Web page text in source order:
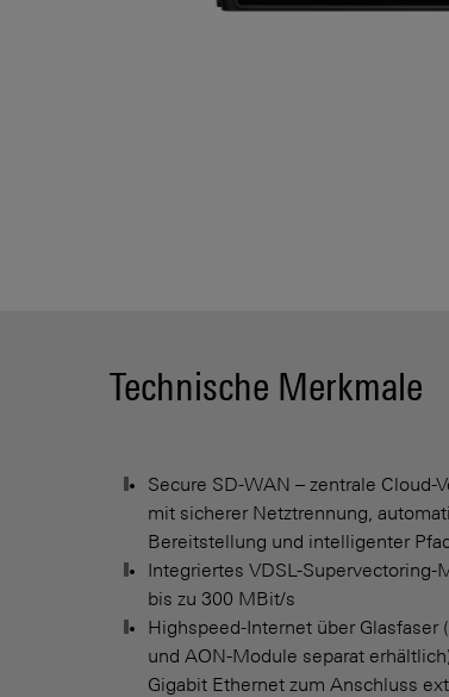
Technische Merkmale
Secure SD-WAN – zentrale Cloud-
mit sicherer Netztrennung,
Bereitstellung und intelligenter
Integriertes VDSL-Supervectoring-
bis zu 300 MBit/s
Highspeed-Internet über Glasfaser
und AON-Module separat
Gigabit Ethernet zum Anschluss